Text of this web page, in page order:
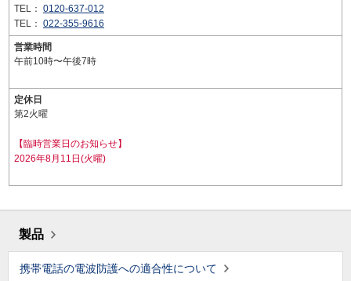
TEL： 0120-637-012
TEL： 022-355-9616
営業時間
午前10時〜午後7時
定休日
第2火曜
【臨時営業日のお知らせ】
2026年8月11日(火曜)
製品
携帯電話の電波防護への適合性について